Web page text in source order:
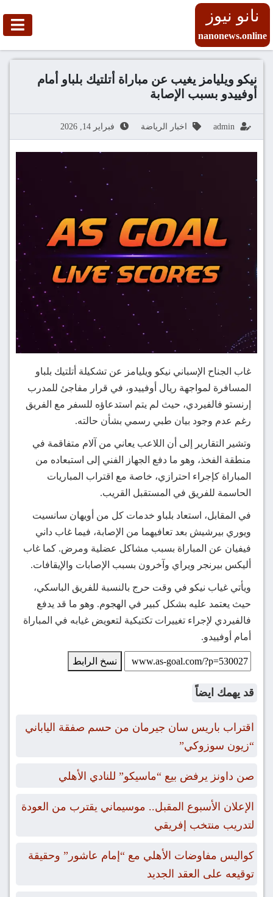
نانو نيوز
nanonews.online
نيكو ويليامز يغيب عن مباراة أتلتيك بلباو أمام
أوفييدو بسبب الإصابة
admin اخبار الرياضة فبراير 14, 2026
غاب الجناح الإسباني نيكو ويليامز عن تشكيلة أتلتيك بلباو
المسافرة لمواجهة ريال أوفييدو، في قرار مفاجئ للمدرب
إرنستو فالفيردي، حيث لم يتم استدعاؤه للسفر مع الفريق
رغم عدم وجود بيان طبي رسمي بشأن حالته.
وتشير التقارير إلى أن اللاعب يعاني من آلام متفاقمة في
منطقة الفخذ، وهو ما دفع الجهاز الفني إلى استبعاده من
المباراة كإجراء احترازي، خاصة مع اقتراب المباريات
الحاسمة للفريق في المستقبل القريب.
في المقابل، استعاد بلباو خدمات كل من أويهان سانسيت
ويوري بيرشيش بعد تعافيهما من الإصابة، فيما غاب داني
فيفيان عن المباراة بسبب مشاكل عضلية ومرض. كما غاب
أليكس بيرنجر ويراي وآخرون بسبب الإصابات والإيقافات.
ويأتي غياب نيكو في وقت حرج بالنسبة للفريق الباسكي،
حيث يعتمد عليه بشكل كبير في الهجوم. وهو ما قد يدفع
فالفيردي لإجراء تغييرات تكتيكية لتعويض غيابه في المباراة
أمام أوفييدو.
نسخ الرابط
قد يهمك ايضاً
اقتراب باريس سان جيرمان من حسم صفقة الياباني
“زيون سوزوكي”
صن داونز يرفض بيع “ماسيكو” للنادي الأهلي
الإعلان الأسبوع المقبل.. موسيماني يقترب من العودة
لتدريب منتخب إفريقي
كواليس مفاوضات الأهلي مع “إمام عاشور” وحقيقة
توقيعه على العقد الجديد